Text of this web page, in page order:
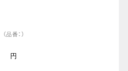
（品番：）
円